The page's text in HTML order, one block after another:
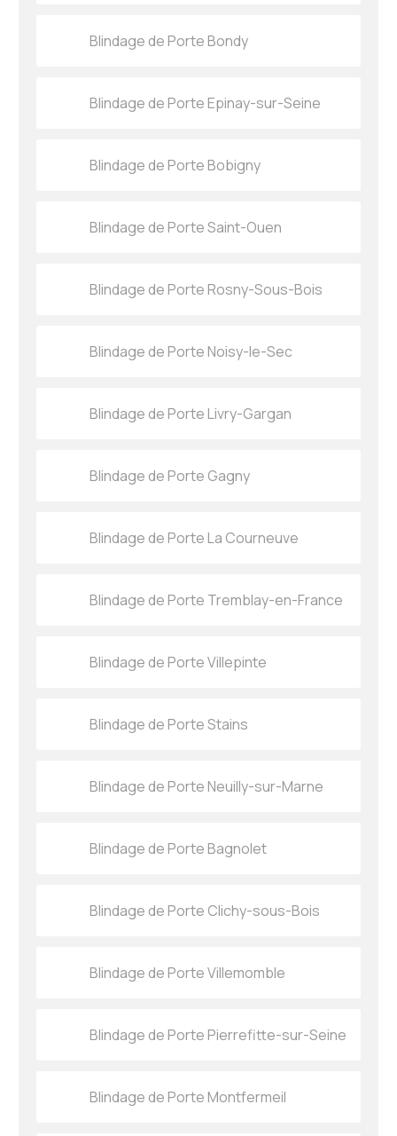
Blindage de Porte Bondy
Blindage de Porte Epinay-sur-Seine
Blindage de Porte Bobigny
Blindage de Porte Saint-Ouen
Blindage de Porte Rosny-Sous-Bois
Blindage de Porte Noisy-le-Sec
Blindage de Porte Livry-Gargan
Blindage de Porte Gagny
Blindage de Porte La Courneuve
Blindage de Porte Tremblay-en-France
Blindage de Porte Villepinte
Blindage de Porte Stains
Blindage de Porte Neuilly-sur-Marne
Blindage de Porte Bagnolet
Blindage de Porte Clichy-sous-Bois
Blindage de Porte Villemomble
Blindage de Porte Pierrefitte-sur-Seine
Blindage de Porte Montfermeil